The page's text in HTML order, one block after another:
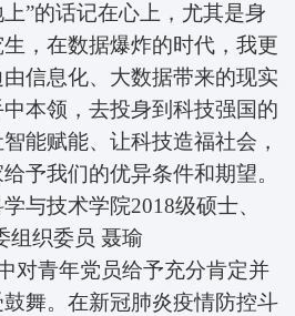
”的话记在心上，尤其是身
，在数据爆炸的时代，我更
信息化、大数据带来的现实
本领，去投身到科技强国的
能赋能、让科技造福社会，
予我们的优异条件和期望。
与技术学院2018级硕士、
组织委员 聂瑜
青年党员给予充分肯定并
舞。在新冠肺炎疫情防控斗